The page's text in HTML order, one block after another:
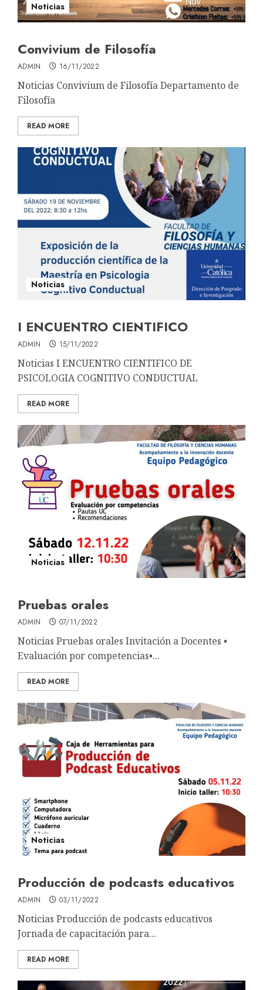
Noticias
Convivium de Filosofía
ADMIN 16/11/2022
Noticias Convivium de Filosofía Departamento de
Filosofía
READ MORE
Noticias
I ENCUENTRO CIENTIFICO
ADMIN 15/11/2022
Noticias I ENCUENTRO CIENTIFICO DE
PSICOLOGIA COGNITIVO CONDUCTUAL
READ MORE
Noticias
Pruebas orales
ADMIN 07/11/2022
Noticias Pruebas orales Invitación a Docentes •
Evaluación por competencias•...
READ MORE
Noticias
Producción de podcasts educativos
ADMIN 03/11/2022
Noticias Producción de podcasts educativos
Jornada de capacitación para...
READ MORE